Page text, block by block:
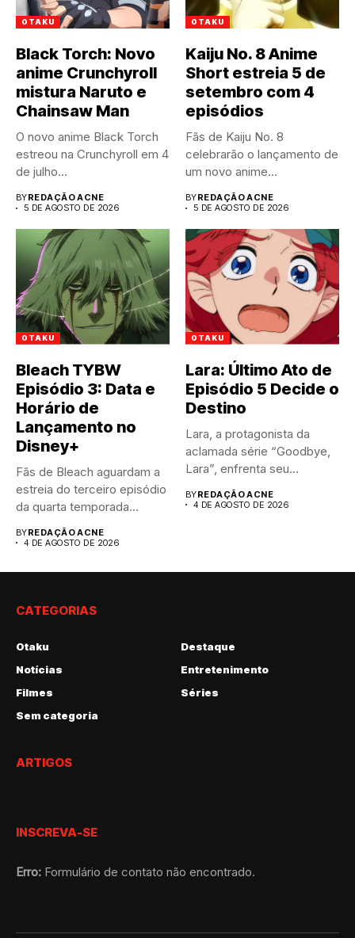
OTAKU
Black Torch: Novo
anime Crunchyroll
mistura Naruto e
Chainsaw Man
O novo anime Black Torch
estreou na Crunchyroll em 4
de julho...
BYREDAÇÃO ACNE
5 DE AGOSTO DE 2026
OTAKU
Kaiju No. 8 Anime
Short estreia 5 de
setembro com 4
episódios
Fãs de Kaiju No. 8
celebrarão o lançamento de
um novo anime...
BYREDAÇÃO ACNE
5 DE AGOSTO DE 2026
OTAKU
Bleach TYBW
Episódio 3: Data e
Horário de
Lançamento no
Disney+
Fãs de Bleach aguardam a
estreia do terceiro episódio
da quarta temporada...
BYREDAÇÃO ACNE
4 DE AGOSTO DE 2026
OTAKU
Lara: Último Ato de
Episódio 5 Decide o
Destino
Lara, a protagonista da
aclamada série “Goodbye,
Lara”, enfrenta seu
BYREDAÇÃO ACNE
4 DE AGOSTO DE 2026
CATEGORIAS
Otaku
Destaque
Notícias
Entretenimento
Filmes
Séries
Sem categoria
ARTIGOS
INSCREVA-SE
Erro: Formulário de contato não encontrado.